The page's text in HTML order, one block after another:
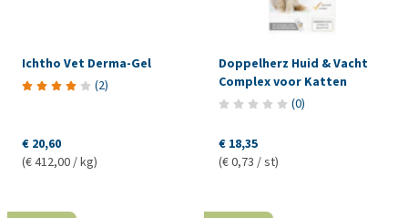
Ichtho Vet Derma-Gel
(2)
€ 20,60
(€ 412,00 / kg)
Doppelherz Huid & Vacht
Complex voor Katten
(0)
€ 18,35
(€ 0,73 / st)